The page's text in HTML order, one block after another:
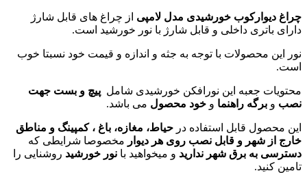
چراغ دیوارکوب خورشیدی مدل لامپی از چراغ های قابل شارژ
دارای باتری داخلی و قابل شارژ با نور خورشید است.
نور این محصولات با توجه به جثه و اندازه و قیمت خود نسبتا خوب
است.
محتویات جعبه این نورافکن خورشیدی شامل پیچ و بست جهت
نصب و برگه راهنما و خود محصول می باشد.
این محصول قابل استفاده در حیاط، مغازه، باغ ، کمپینگ و مناطق
خارج از شهر و قابل نصب روی هر دیوار مخصوصا شرایطی که
دسترسی به برق شهر ندارید و میخواهید با نور خورشید روشنایی را
تامین کنید.